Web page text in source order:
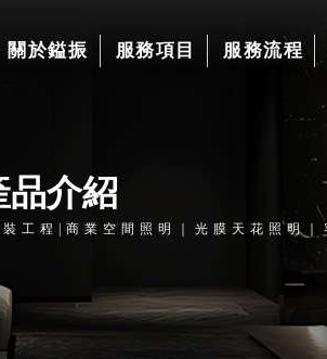
關於鎰振 服務項目 服務流程
品介紹